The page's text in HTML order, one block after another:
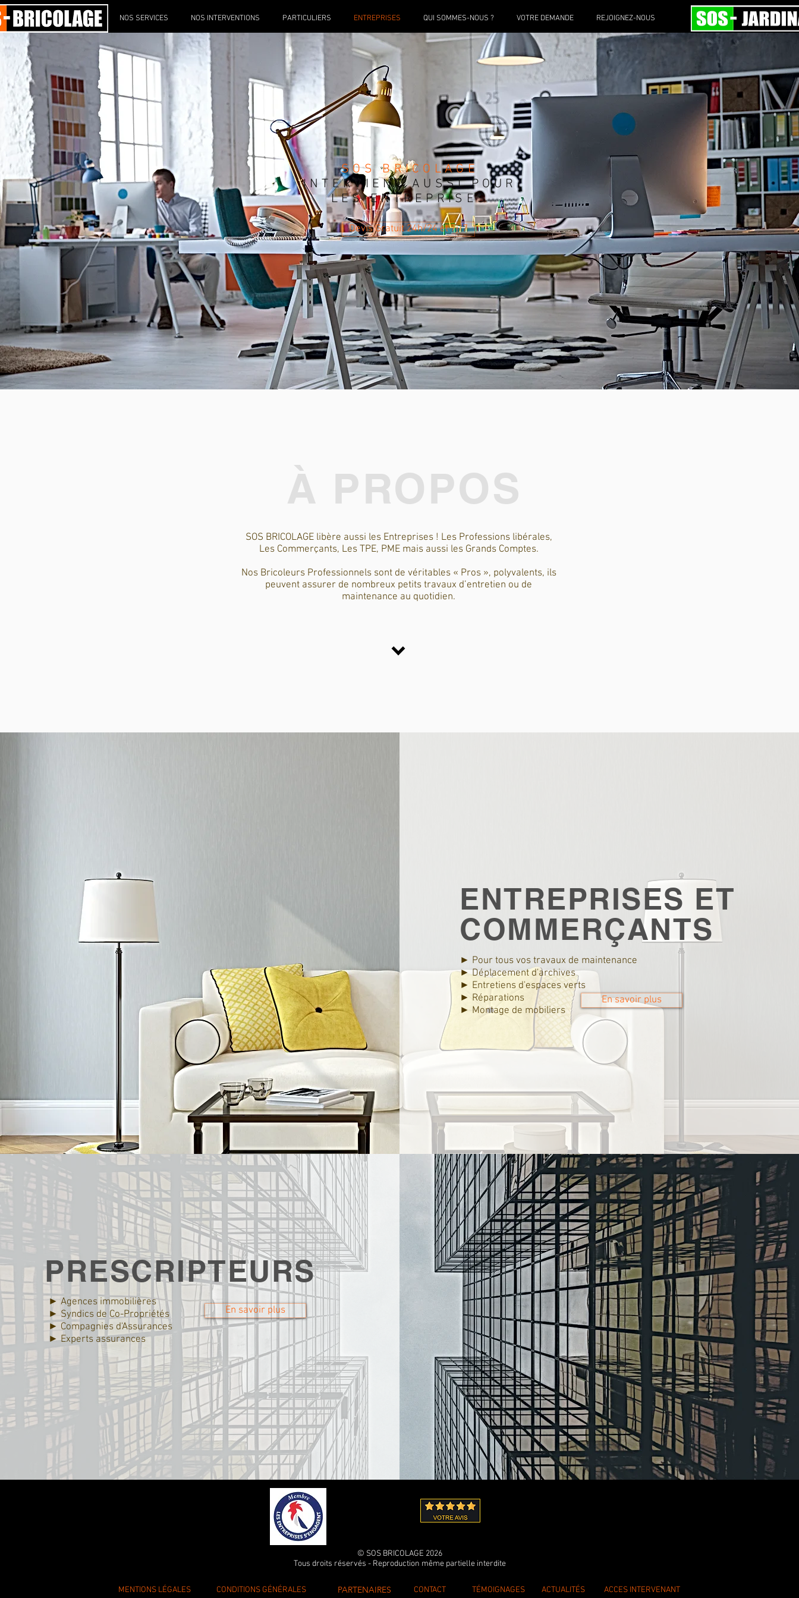
NOS SERVICES NOS INTERVENTIONS PARTICULIERS ENTREPRISES QUI SOMMES-NOUS ? VOTRE DEMANDE REJOIGNEZ-NOUS
SOS BRICOLAGE
INTERVIENT AUSSI POUR
LES ENTREPRISES
Devis Gratuit 24h/24 et 7j/7
À PROPOS
SOS BRICOLAGE libère aussi les Entreprises ! Les Professions libérales,
Les Commerçants, Les TPE, PME mais aussi les Grands Comptes.
Nos Bricoleurs Professionnels sont de véritables « Pros », polyvalents, ils
peuvent assurer de nombreux petits travaux d’entretien ou de
maintenance au quotidien.
ENTREPRISES ET
COMMERÇANTS
► Pour tous vos travaux de maintenance
► Déplacement d'archives
► Entretiens d'espaces verts
► Réparations
► Montage de mobiliers
En savoir plus
PRESCRIPTEURS
► Agences immobilières
► Syndics de Co-Propriétés
► Compagnies d'Assurances
► Experts assurances
En savoir plus
© SOS BRICOLAGE 2026
Tous droits réservés - Reproduction même partielle interdite
MENTIONS LÉGALES CONDITIONS GÉNÉRALES PARTENAIRES CONTACT TÉMOIGNAGES ACTUALITÉS ACCES INTERVENANT